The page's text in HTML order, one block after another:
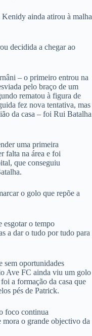
ainda atirou à malha
decidida a chegar ao
– o primeiro entrou na
pelo braço de um
rematou à figura de
fez nova tentativa, mas
da casa – foi Rui Batalha
uma primeira
falta na área e foi
que conseguiu
o golo que repõe a
esgotar o tempo
a dar o tudo por tudo para
sem oportunidades
Ave FC ainda viu um golo
a formação da casa que
pés de Patrick.
foco continua
mora o grande objectivo da